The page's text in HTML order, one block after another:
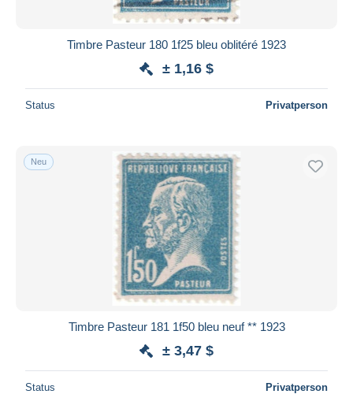
Timbre Pasteur 180 1f25 bleu oblitéré 1923
± 1,16 $
Status Privatperson
Neu
Timbre Pasteur 181 1f50 bleu neuf ** 1923
± 3,47 $
Status Privatperson